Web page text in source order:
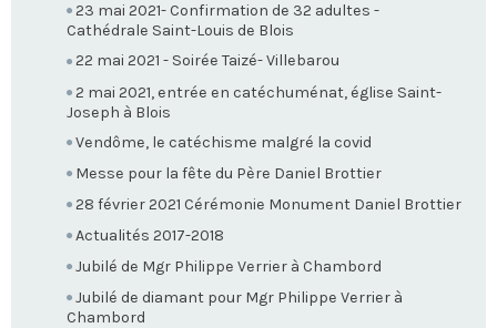
23 mai 2021- Confirmation de 32 adultes -
Cathédrale Saint-Louis de Blois
22 mai 2021 - Soirée Taizé- Villebarou
2 mai 2021, entrée en catéchuménat, église Saint-
Joseph à Blois
Vendôme, le catéchisme malgré la covid
Messe pour la fête du Père Daniel Brottier
28 février 2021 Cérémonie Monument Daniel Brottier
Actualités 2017-2018
Jubilé de Mgr Philippe Verrier à Chambord
Jubilé de diamant pour Mgr Philippe Verrier à
Chambord